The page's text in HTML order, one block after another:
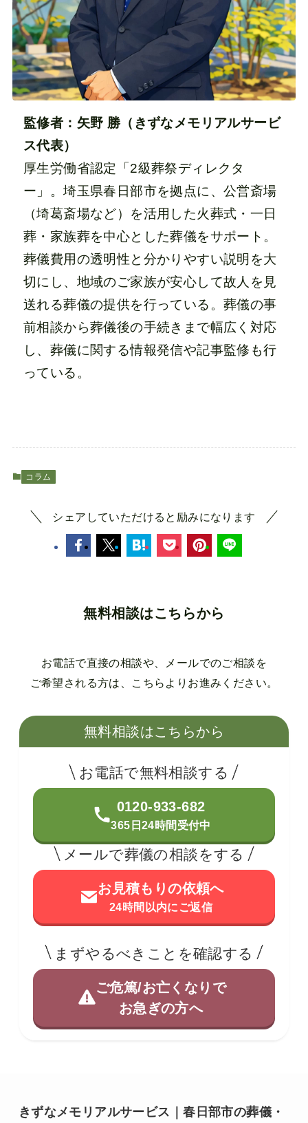
監修者：矢野 勝（きずなメモリアルサービ
ス代表）
厚生労働省認定「2級葬祭ディレクタ
ー」。埼玉県春日部市を拠点に、公営斎場
（埼葛斎場など）を活用した火葬式・一日
葬・家族葬を中心とした葬儀をサポート。
葬儀費用の透明性と分かりやすい説明を大
切にし、地域のご家族が安心して故人を見
送れる葬儀の提供を行っている。葬儀の事
前相談から葬儀後の手続きまで幅広く対応
し、葬儀に関する情報発信や記事監修も行
っている。
コラム
シェアしていただけると励みになります
無料相談はこちらから
お電話で直接の相談や、メールでのご相談を
ご希望される方は、こちらよりお進みください。
無料相談はこちらから
お電話で無料相談する
0120-933-682
365日24時間受付中
メールで葬儀の相談をする
お見積もりの依頼へ
24時間以内にご返信
まずやるべきことを確認する
ご危篤/お亡くなりで
お急ぎの方へ
きずなメモリアルサービス｜春日部市の葬儀・